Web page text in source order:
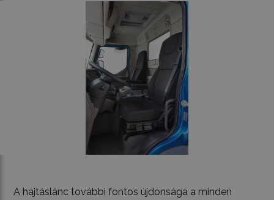
A hajtáslánc további fontos újdonsága a minden